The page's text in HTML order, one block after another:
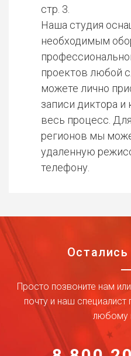
стр. 3.
Наша студия
необходимым
проектов любой
можете лично
записи диктора и
весь процесс.
регионов мы
удаленную
телефону.
Просто позвоните нам
почту и наш специалист
любому